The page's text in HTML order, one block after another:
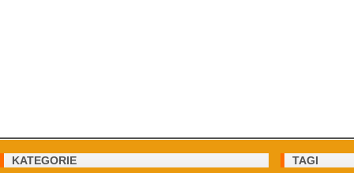
KATEGORIE TAGI